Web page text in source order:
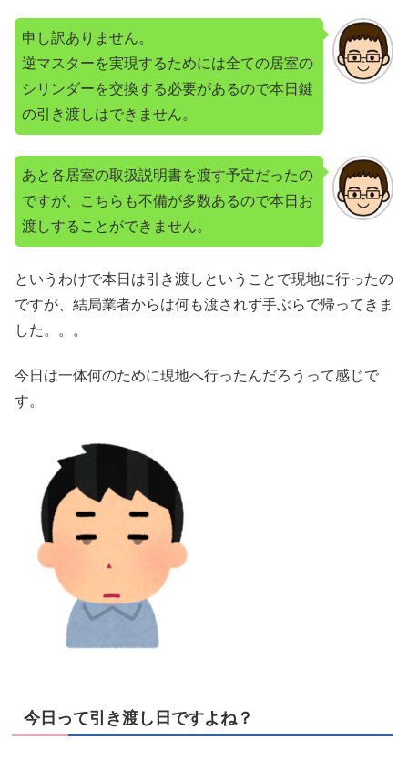
申し訳ありません。
逆マスターを実現するためには全ての居室の
シリンダーを交換する必要があるので本日鍵
の引き渡しはできません。
あと各居室の取扱説明書を渡す予定だったの
ですが、こちらも不備が多数あるので本日お
渡しすることができません。
というわけで本日は引き渡しということで現地に行ったの
ですが、結局業者からは何も渡されず手ぶらで帰ってきま
した。。。
今日は一体何のために現地へ行ったんだろうって感じで
す。
今日って引き渡し日ですよね？